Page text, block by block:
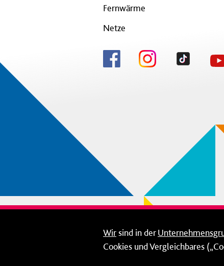
Fernwärme
Netze
Wirsind in der
Cookies und Vergleichbares